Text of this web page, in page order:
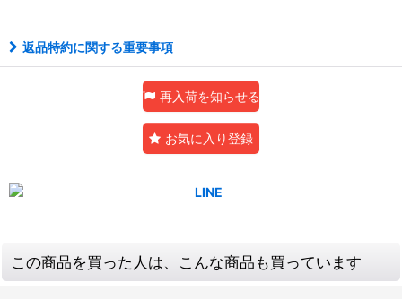
返品特約に関する重要事項
再入荷を知らせる
お気に入り登録
この商品を買った人は、こんな商品も買っています